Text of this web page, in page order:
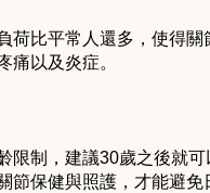
荷比平常人還多，使得
痛以及炎症。
限制，建議30歲之後就
節保健與照護，才能避